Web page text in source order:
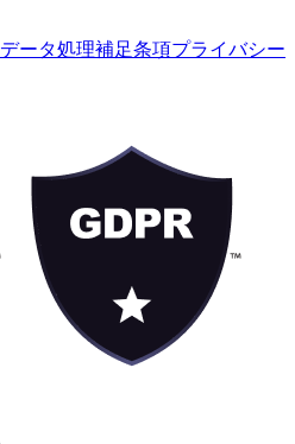
データ処理補足条項プライバシー